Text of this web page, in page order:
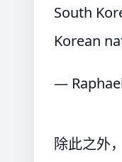
South
Korean
—
除此之外